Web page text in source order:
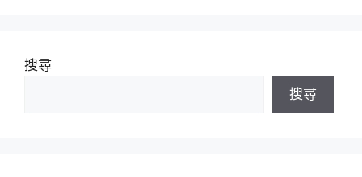
搜尋
搜尋